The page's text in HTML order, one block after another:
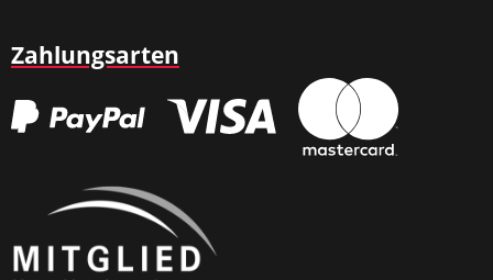
Zahlungsarten